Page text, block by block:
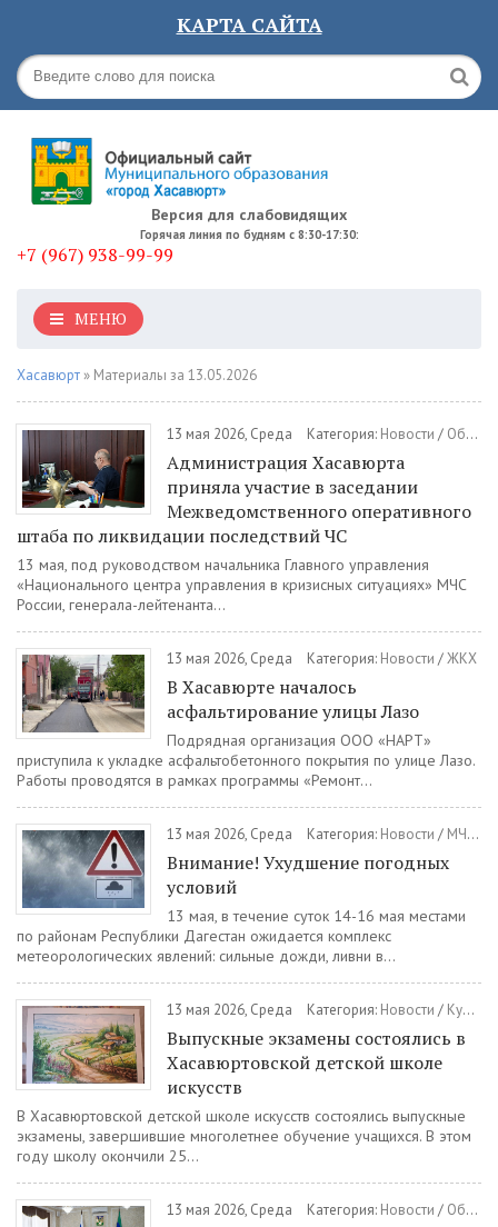
КАРТА САЙТА
Версия для слабовидящих
Горячая линия по будням с 8:30-17:30:
+7 (967) 938-99-99
МЕНЮ
Хасавюрт » Материалы за 13.05.2026
13 мая 2026, Среда Категория: Новости / Общество
Администрация Хасавюрта
приняла участие в заседании
Межведомственного оперативного
штаба по ликвидации последствий ЧС
13 мая, под руководством начальника Главного управления
«Национального центра управления в кризисных ситуациях» МЧС
России, генерала-лейтенанта...
13 мая 2026, Среда Категория: Новости /ЖКХ
В Хасавюрте началось
асфальтирование улицы Лазо
Подрядная организация ООО «НАРТ»
приступила к укладке асфальтобетонного покрытия по улице Лазо.
Работы проводятся в рамках программы «Ремонт...
13 мая 2026, Среда Категория: Новости / МЧС /
Внимание! Ухудшение погодных
условий
13 мая, в течение суток 14-16 мая местами
по районам Республики Дагестан ожидается комплекс
метеорологических явлений: сильные дожди, ливни в...
13 мая 2026, Среда Категория: Новости / Культура
Выпускные экзамены состоялись в
Хасавюртовской детской школе
искусств
В Хасавюртовской детской школе искусств состоялись выпускные
экзамены, завершившие многолетнее обучение учащихся. В этом
году школу окончили 25...
13 мая 2026, Среда Категория: Новости / Общество